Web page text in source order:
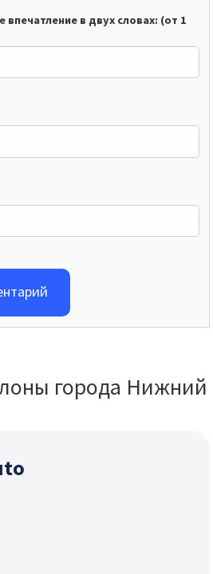
в двух словах: (от 1
города Нижний